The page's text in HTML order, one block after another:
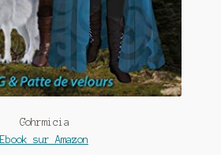
Gohrmicia
Ebook sur Amazon